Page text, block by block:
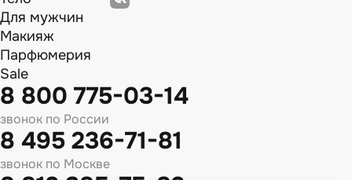
Для мужчин
Макияж
Парфюмерия
Sale
8 800 775-03-14
звонок по России
8 495 236-71-81
звонок по Москве